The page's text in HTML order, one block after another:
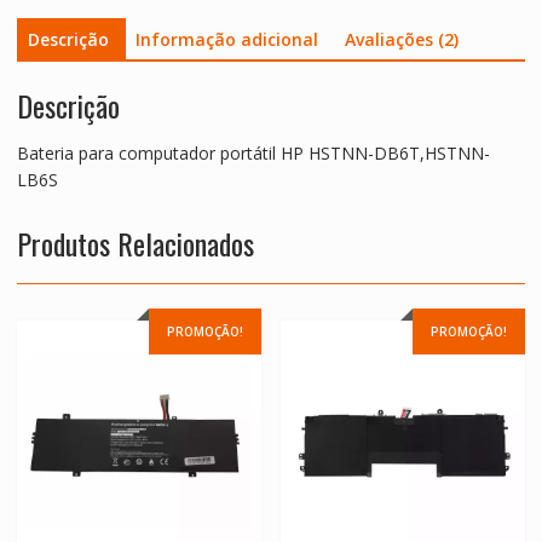
Descrição Informação adicional Avaliações (2)
Descrição
Bateria para computador portátil HP HSTNN-DB6T,HSTNN-
LB6S
Produtos Relacionados
PROMOÇÃO! PROMOÇÃO!